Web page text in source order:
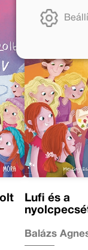
Lufi és a
Balázs